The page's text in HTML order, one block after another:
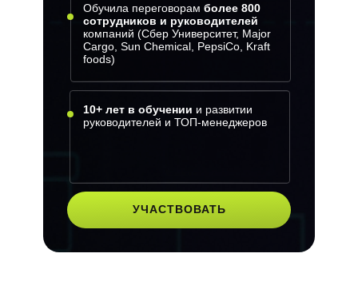
Обучила переговорам более 800
сотрудников и руководителей
компаний (Сбер Университет, Major
Cargo, Sun Chemical, PepsiCo, Kraft
foods)
10+ лет в обучении и развитии
руководителей и ТОП-менеджеров
УЧАСТВОВАТЬ